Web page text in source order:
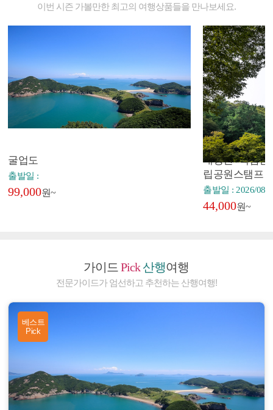
이번 시즌 가볼만한 최고의 여행상품들을 만나보세요.
굴업도
출발일 :
99,000원~
내장산+백암산
립공원스탬프
출발일 : 2026/08/
44,000원~
가이드Pick 산행여행
전문가이드가 엄선하고 추천하는 산행여행!
베스트
Pick